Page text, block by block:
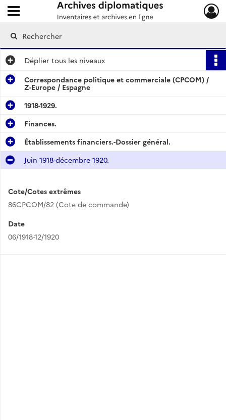
Archives diplomatiques
Ouvrir le menu déroulant
Déplier tous les niveaux
Correspondance politique et commerciale (CPCOM) /
Z-Europe / Espagne
1918-1929.
Finances.
Établissements financiers.-Dossier général.
Juin 1918-décembre 1920.
Cote/Cotes extrêmes
86CPCOM/82 (Cote de commande)
Date
06/1918-12/1920